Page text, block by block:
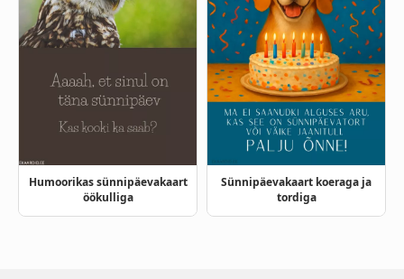
Humoorikas sünnipäevakaart
öökulliga
Sünnipäevakaart koeraga ja
tordiga